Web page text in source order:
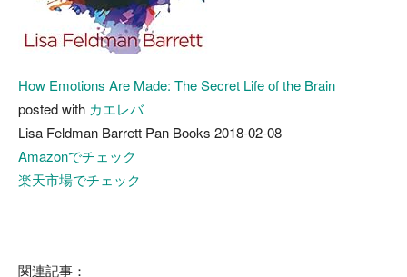
How Emotions Are Made: The Secret Life of the Brain
posted with カエレバ
Lisa Feldman Barrett Pan Books 2018-02-08
Amazonでチェック
楽天市場でチェック
関連記事：